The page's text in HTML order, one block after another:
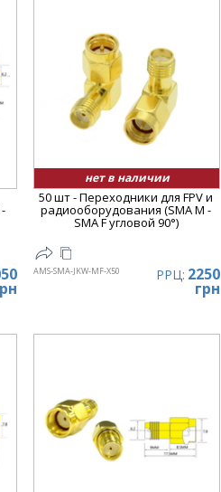
нет в наличии
50 шт - Переходники для FPV и
радиооборудования (SMA M -
SMA F угловой 90°)
AMS-SMA-JKW-MF-X50 РРЦ: 2250
грн